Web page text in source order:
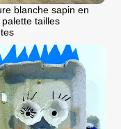
blanche sapin en
palette tailles